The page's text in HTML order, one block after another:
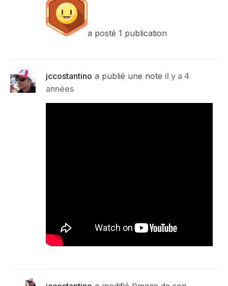
a posté 1 publication
jccostantino a publié une note il y a 4
années